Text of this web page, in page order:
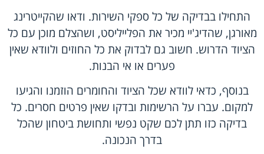
התחילו בבדיקה של כל ספקי השירות. ודאו שהקייטרינג
מאורגן, שהדיג'יי מכיר את הפלייליסט, ושהצלם מוכן עם כל
הציוד הדרוש. חשוב גם לבדוק את כל החוזים ולוודא שאין
פערים או אי הבנות.
בנוסף, כדאי לוודא שכל הציוד והחומרים הוזמנו והגיעו
למקום. עברו על הרשימות ובדקו שאין פרטים חסרים. כל
בדיקה כזו תתן לכם שקט נפשי ותחושת ביטחון שהכל
בדרך הנכונה.